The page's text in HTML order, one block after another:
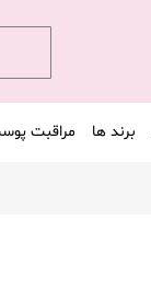
برند ها مراقبت